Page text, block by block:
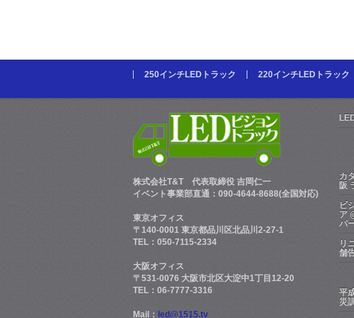
250インチLEDトラック 220インチLEDトラック
株式会社T&T代表取締役 吉岡仁一
イベント事業部直通：090-4644-8688(全国対応)
東京オフィス
〒140-0001 東京都品川区北品川2-27-1
TEL：050-7115-2334
大阪オフィス
〒531-0076 大阪市北区大淀中1丁目12-20
TEL：06-7777-3316
Mail： led@1515.tv
カ
阪
ビ
ア
パ
リ
舗
平
災